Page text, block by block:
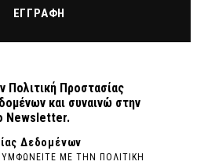
Πολιτική Προστασίας
και συναινώ στην
Newsletter.
ΕΓΓΡΑΦΗ
Δεδομένων
ΜΕ ΤΗΝ ΠΟΛΙΤΙΚΗ